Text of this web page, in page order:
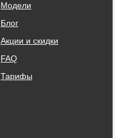
Модели
Блог
Акции и скидки
FAQ
Тарифы